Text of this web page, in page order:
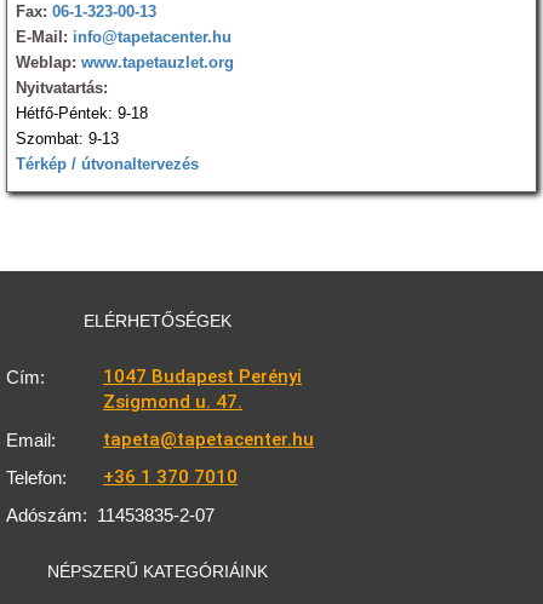
Fax: 06-1-323-00-13
E-Mail: info@tapetacenter.hu
Weblap: www.tapetauzlet.org
Nyitvatartás:
Hétfő-Péntek: 9-18
Szombat: 9-13
Térkép / útvonaltervezés
ELÉRHETŐSÉGEK
Cím:
1047 Budapest Perényi
Zsigmond u. 47.
Email: tapeta@tapetacenter.hu
Telefon: +36 1 370 7010
Adószám: 11453835-2-07
NÉPSZERŰ KATEGÓRIÁINK